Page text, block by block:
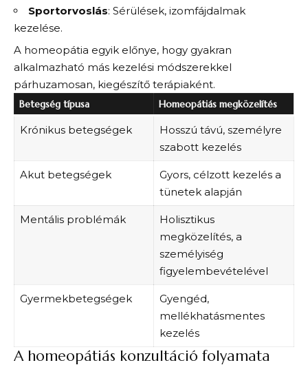
Sportorvoslás: Sérülések, izomfájdalmak
kezelése.
A homeopátia egyik előnye, hogy gyakran
alkalmazható más kezelési módszerekkel
párhuzamosan, kiegészítő terápiaként.
Betegség típusa Homeopátiás megközelítés
Krónikus betegségek
Hosszú távú, személyre
szabott kezelés
Akut betegségek
Gyors, célzott kezelés a
tünetek alapján
Mentális problémák
Holisztikus
megközelítés, a
személyiség
figyelembevételével
Gyermekbetegségek
Gyengéd,
mellékhatásmentes
kezelés
A homeopátiás konzultáció folyamata